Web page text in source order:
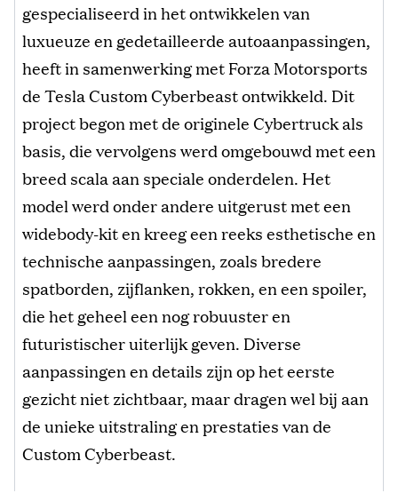
gespecialiseerd in het ontwikkelen van
luxueuze en gedetailleerde autoaanpassingen,
heeft in samenwerking met Forza Motorsports
de Tesla Custom Cyberbeast ontwikkeld. Dit
project begon met de originele Cybertruck als
basis, die vervolgens werd omgebouwd met een
breed scala aan speciale onderdelen. Het
model werd onder andere uitgerust met een
widebody-kit en kreeg een reeks esthetische en
technische aanpassingen, zoals bredere
spatborden, zijflanken, rokken, en een spoiler,
die het geheel een nog robuuster en
futuristischer uiterlijk geven. Diverse
aanpassingen en details zijn op het eerste
gezicht niet zichtbaar, maar dragen wel bij aan
de unieke uitstraling en prestaties van de
Custom Cyberbeast.